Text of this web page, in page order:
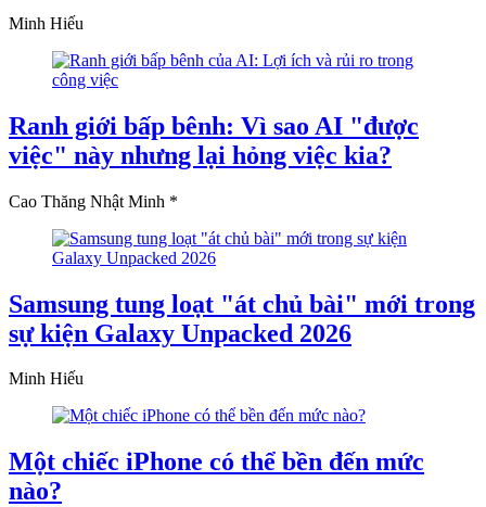
Minh Hiếu
Ranh giới bấp bênh: Vì sao AI "được
việc" này nhưng lại hỏng việc kia?
Cao Thăng Nhật Minh *
Samsung tung loạt "át chủ bài" mới trong
sự kiện Galaxy Unpacked 2026
Minh Hiếu
Một chiếc iPhone có thể bền đến mức
nào?